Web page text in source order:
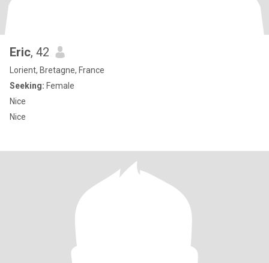
Eric, 42
Lorient, Bretagne, France
Seeking: Female
Nice
Nice